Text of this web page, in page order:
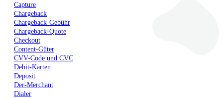
Capture
Chargeback
Chargeback-Gebühr
Chargeback-Quote
Checkout
Content-Güter
CVV-Code und CVC
Debit-Karten
Deposit
Der-Merchant
Dialer